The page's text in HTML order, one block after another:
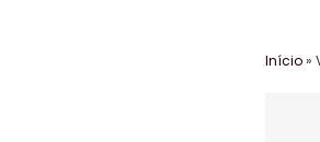
Início»